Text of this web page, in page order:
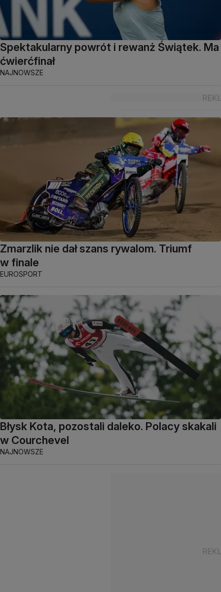
Spektakularny powrót i rewanż Świątek. Ma
ćwierćfinał
NAJNOWSZE
Zmarzlik nie dał szans rywalom. Triumf
w finale
EUROSPORT
Błysk Kota, pozostali daleko. Polacy skakali
w Courchevel
NAJNOWSZE